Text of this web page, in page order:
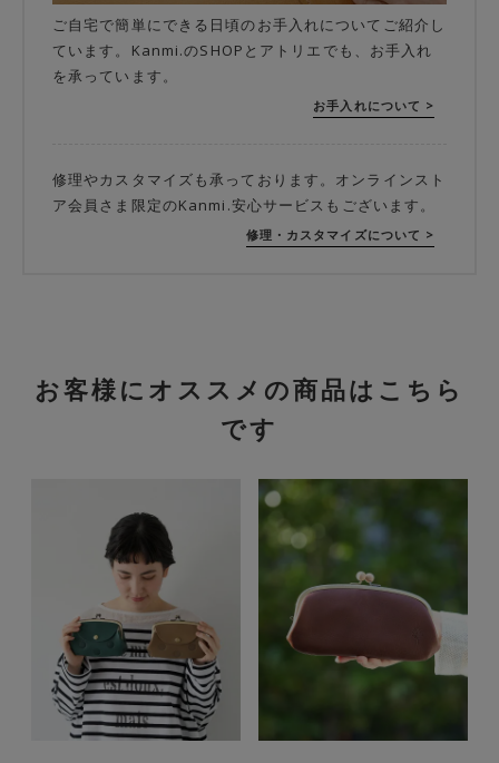
ご自宅で簡単にできる日頃のお手入れについてご紹介し
ています。Kanmi.のSHOPとアトリエでも、お手入れ
を承っています。
お手入れについて >
修理やカスタマイズも承っております。オンラインスト
ア会員さま限定のKanmi.安心サービスもございます。
修理・カスタマイズについて >
お客様にオススメの商品はこちら
です